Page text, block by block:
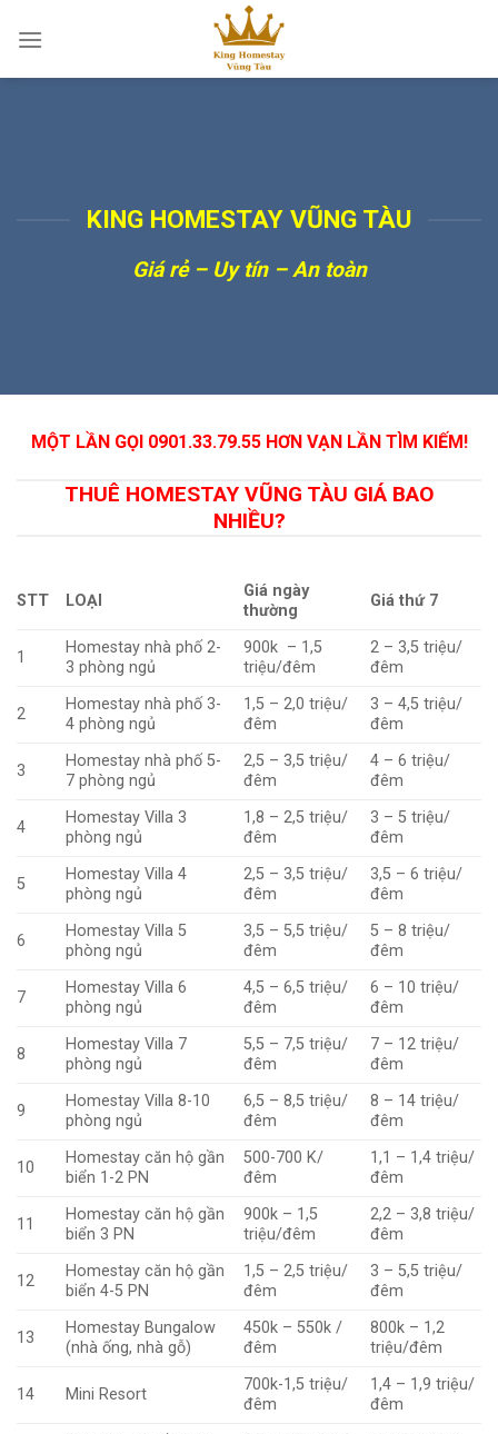
KING HOMESTAY VŨNG TÀU
Giá rẻ – Uy tín – An toàn
MỘT LẦN GỌI 0901.33.79.55 HƠN VẠN LẦN TÌM KIẾM!
THUÊ HOMESTAY VŨNG TÀU GIÁ BAO
NHIỀU?
STT LOẠI
Giá ngày
thường
Giá thứ 7
1
Homestay nhà phố 2-
3 phòng ngủ
900k – 1,5
triệu/đêm
2 – 3,5 triệu/
đêm
2
Homestay nhà phố 3-
4 phòng ngủ
1,5 – 2,0 triệu/
đêm
3 – 4,5 triệu/
đêm
3
Homestay nhà phố 5-
7 phòng ngủ
2,5 – 3,5 triệu/
đêm
4 – 6 triệu/
đêm
4
Homestay Villa 3
phòng ngủ
1,8 – 2,5 triệu/
đêm
3 – 5 triệu/
đêm
5
Homestay Villa 4
phòng ngủ
2,5 – 3,5 triệu/
đêm
3,5 – 6 triệu/
đêm
6
Homestay Villa 5
phòng ngủ
3,5 – 5,5 triệu/
đêm
5 – 8 triệu/
đêm
7
Homestay Villa 6
phòng ngủ
4,5 – 6,5 triệu/
đêm
6 – 10 triệu/
đêm
8
Homestay Villa 7
phòng ngủ
5,5 – 7,5 triệu/
đêm
7 – 12 triệu/
đêm
9
Homestay Villa 8-10
phòng ngủ
6,5 – 8,5 triệu/
đêm
8 – 14 triệu/
đêm
10
Homestay căn hộ gần
biển 1-2 PN
500-700 K/
đêm
1,1 – 1,4 triệu/
đêm
11
Homestay căn hộ gần
biển 3 PN
900k – 1,5
triệu/đêm
2,2 – 3,8 triệu/
đêm
12
Homestay căn hộ gần
biển 4-5 PN
1,5 – 2,5 triệu/
đêm
3 – 5,5 triệu/
đêm
13
Homestay Bungalow
(nhà ống, nhà gỗ)
450k – 550k /
đêm
800k – 1,2
triệu/đêm
14 Mini Resort
700k-1,5 triệu/
đêm
1,4 – 1,9 triệu/
đêm